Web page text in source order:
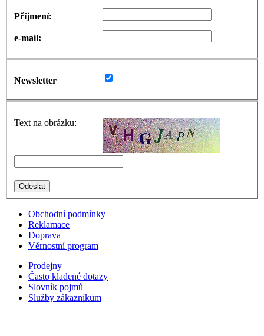
Příjmení:
e-mail:
Newsletter
Text na obrázku:
Obchodní podmínky
Reklamace
Doprava
Věrnostní program
Prodejny
Často kladené dotazy
Slovník pojmů
Služby zákazníkům